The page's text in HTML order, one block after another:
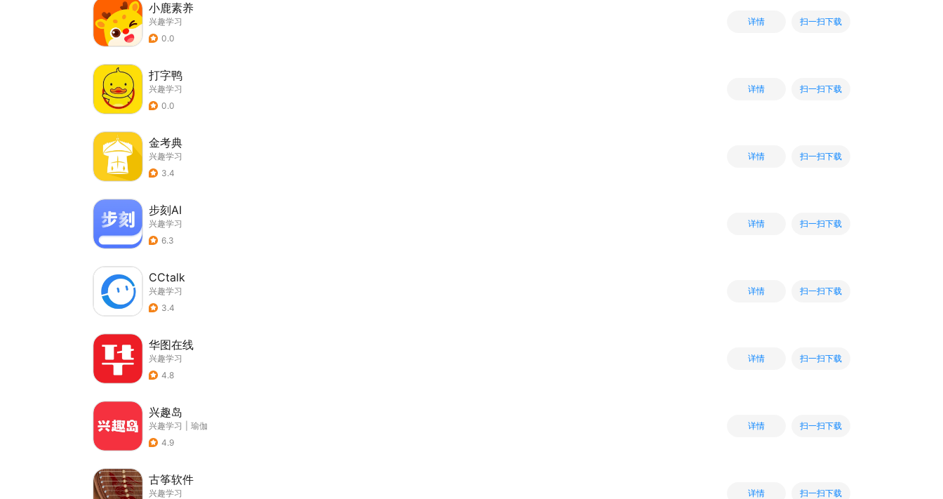
小鹿素养
兴趣学习
0.0
详情 扫一扫下载
打字鸭
兴趣学习
0.0
详情 扫一扫下载
金考典
兴趣学习
3.4
详情 扫一扫下载
步刻AI
兴趣学习
6.3
详情 扫一扫下载
CCtalk
兴趣学习
3.4
详情 扫一扫下载
华图在线
兴趣学习
4.8
详情 扫一扫下载
兴趣岛
兴趣学习
瑜伽
4.9
详情 扫一扫下载
古筝软件
兴趣学习
详情 扫一扫下载